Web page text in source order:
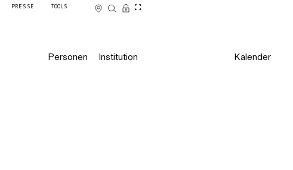
PRESSE TOOLS
Personen Institution Kalender